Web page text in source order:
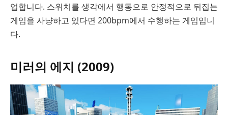
업합니다. 스위치를 생각에서 행동으로 안정적으로 뒤집는
게임을 사냥하고 있다면 200bpm에서 수행하는 게임입니
다.
미러의 에지 (2009)